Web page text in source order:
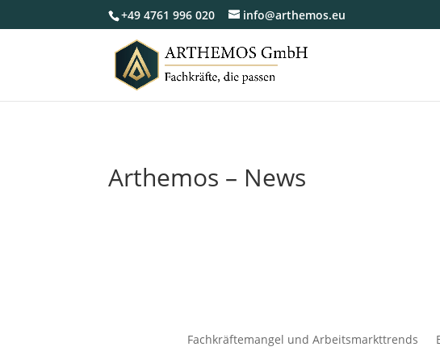
+49 4761 996 020 info@arthemos.eu
Arthemos – News
Fachkräftemangel und Arbeitsmarkttrends